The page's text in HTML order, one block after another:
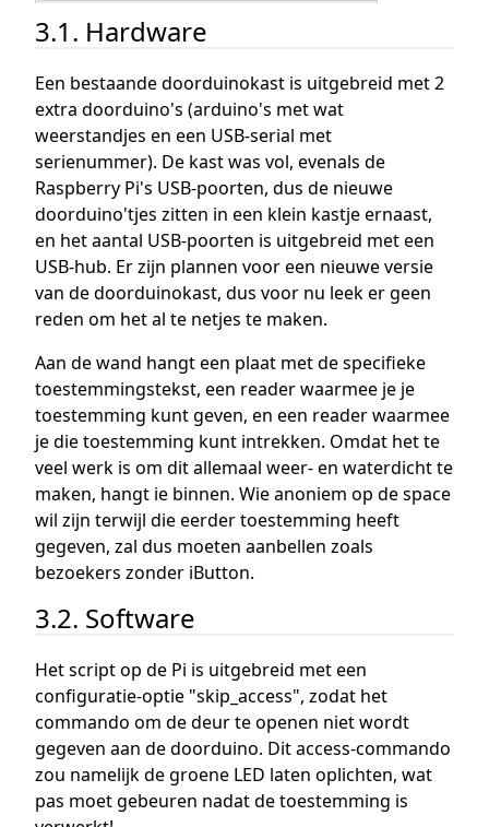
3.1. Hardware
Een bestaande doorduinokast is uitgebreid met 2
extra doorduino's (arduino's met wat
weerstandjes en een USB-serial met
serienummer). De kast was vol, evenals de
Raspberry Pi's USB-poorten, dus de nieuwe
doorduino'tjes zitten in een klein kastje ernaast,
en het aantal USB-poorten is uitgebreid met een
USB-hub. Er zijn plannen voor een nieuwe versie
van de doorduinokast, dus voor nu leek er geen
reden om het al te netjes te maken.
Aan de wand hangt een plaat met de specifieke
toestemmingstekst, een reader waarmee je je
toestemming kunt geven, en een reader waarmee
je die toestemming kunt intrekken. Omdat het te
veel werk is om dit allemaal weer- en waterdicht te
maken, hangt ie binnen. Wie anoniem op de space
wil zijn terwijl die eerder toestemming heeft
gegeven, zal dus moeten aanbellen zoals
bezoekers zonder iButton.
3.2. Software
Het script op de Pi is uitgebreid met een
configuratie-optie "skip_access", zodat het
commando om de deur te openen niet wordt
gegeven aan de doorduino. Dit access-commando
zou namelijk de groene LED laten oplichten, wat
pas moet gebeuren nadat de toestemming is